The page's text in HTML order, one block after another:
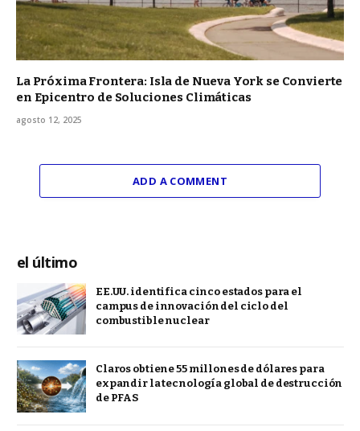
La Próxima Frontera: Isla de Nueva York se Convierte
en Epicentro de Soluciones Climáticas
agosto 12, 2025
ADD A COMMENT
el último
EE.UU. identifica cinco estados para el
campus de innovación del ciclo del
combustible nuclear
Claros obtiene 55 millones de dólares para
expandir la tecnología global de destrucción
de PFAS